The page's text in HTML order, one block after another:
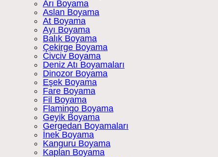
Arı Boyama
Aslan Boyama
At Boyama
Ayı Boyama
Balık Boyama
Çekirge Boyama
Civciv Boyama
Deniz Atı Boyamaları
Dinozor Boyama
Eşek Boyama
Fare Boyama
Fil Boyama
Flamingo Boyama
Geyik Boyama
Gergedan Boyamaları
İnek Boyama
Kanguru Boyama
Kaplan Boyama